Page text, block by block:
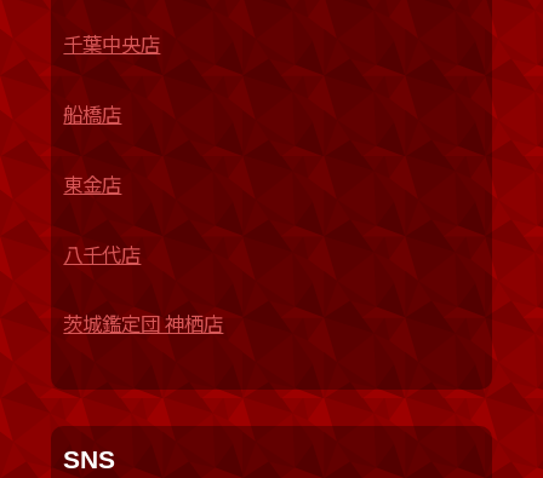
千葉中央店
船橋店
東金店
八千代店
茨城鑑定団 神栖店
SNS